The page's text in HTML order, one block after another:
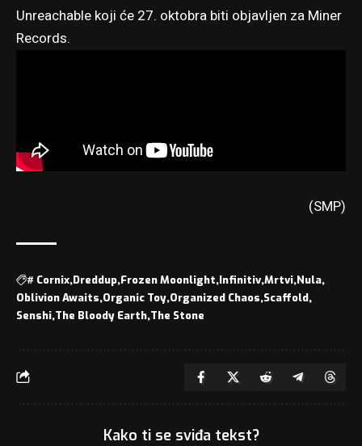
Unreachable koji će 27. oktobra biti objavljen za Miner
Records.
(SMP)
# Cornix Dreddup Frozen Moonlight Infinitiv Mrtvi Nula
Oblivion Awaits Organic Toy Organized Chaos Scaffold
Senshi The Bloody Earth The Stone
Kako ti se sviđa tekst?